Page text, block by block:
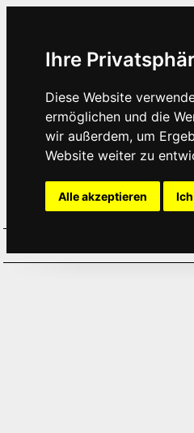
Ihre
Diese Website
ermöglichen und die
wir außerdem, um
Website weiter zu
Alle akzeptieren